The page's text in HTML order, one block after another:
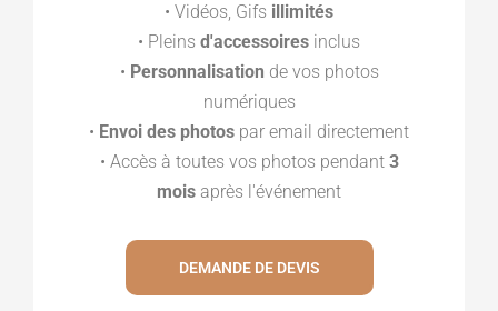
• Vidéos, Gifs illimités
• Pleins d'accessoires inclus
• Personnalisation de vos photos
numériques
• Envoi des photos par email directement
• Accès à toutes vos photos pendant 3
mois après l'événement
DEMANDE DE DEVIS